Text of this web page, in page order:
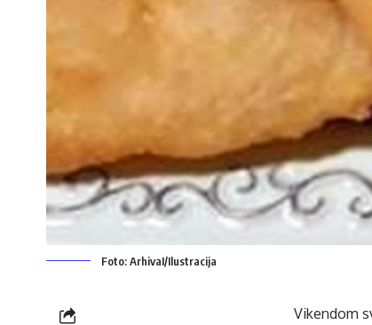
Foto: ArhivaI/Ilustracija
Vikendom